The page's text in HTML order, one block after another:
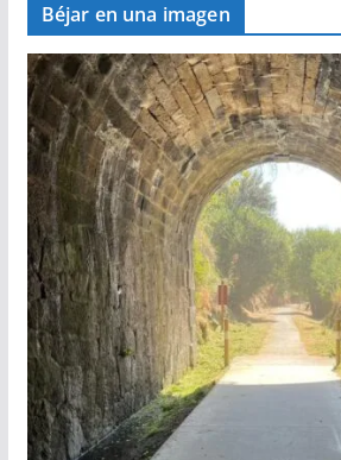
Béjar en una imagen